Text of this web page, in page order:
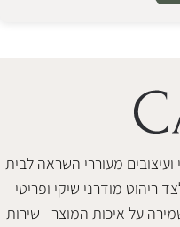
ועיצובים מעוררי השראה לבית
ריהוט מודרני שיקי ופריטי
על איכות המוצר - שירות